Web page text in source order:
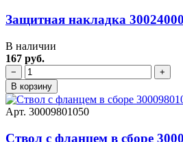
Защитная накладка
В наличии
167 руб.
−
+
В корзину
Арт. 30009801050
Ствол с фланцем в сборе